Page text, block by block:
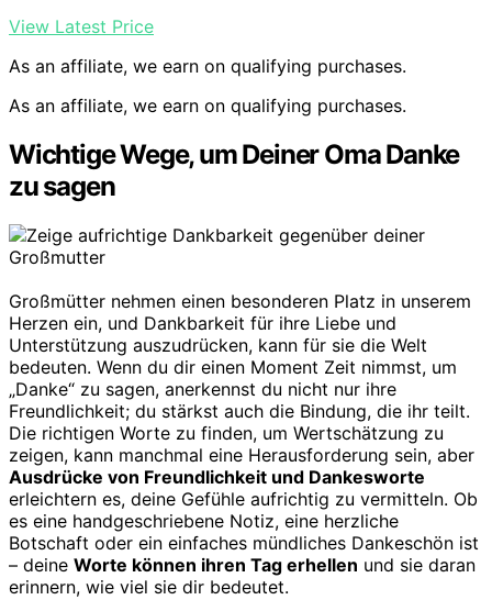
View Latest Price
As an affiliate, we earn on qualifying purchases.
As an affiliate, we earn on qualifying purchases.
Wichtige Wege, um Deiner Oma Danke
zu sagen
Großmütter nehmen einen besonderen Platz in unserem
Herzen ein, und Dankbarkeit für ihre Liebe und
Unterstützung auszudrücken, kann für sie die Welt
bedeuten. Wenn du dir einen Moment Zeit nimmst, um
„Danke“ zu sagen, anerkennst du nicht nur ihre
Freundlichkeit; du stärkst auch die Bindung, die ihr teilt.
Die richtigen Worte zu finden, um Wertschätzung zu
zeigen, kann manchmal eine Herausforderung sein, aber
Ausdrücke von Freundlichkeit und Dankesworte
erleichtern es, deine Gefühle aufrichtig zu vermitteln. Ob
es eine handgeschriebene Notiz, eine herzliche
Botschaft oder ein einfaches mündliches Dankeschön ist
– deine Worte können ihren Tag erhellen und sie daran
erinnern, wie viel sie dir bedeutet.